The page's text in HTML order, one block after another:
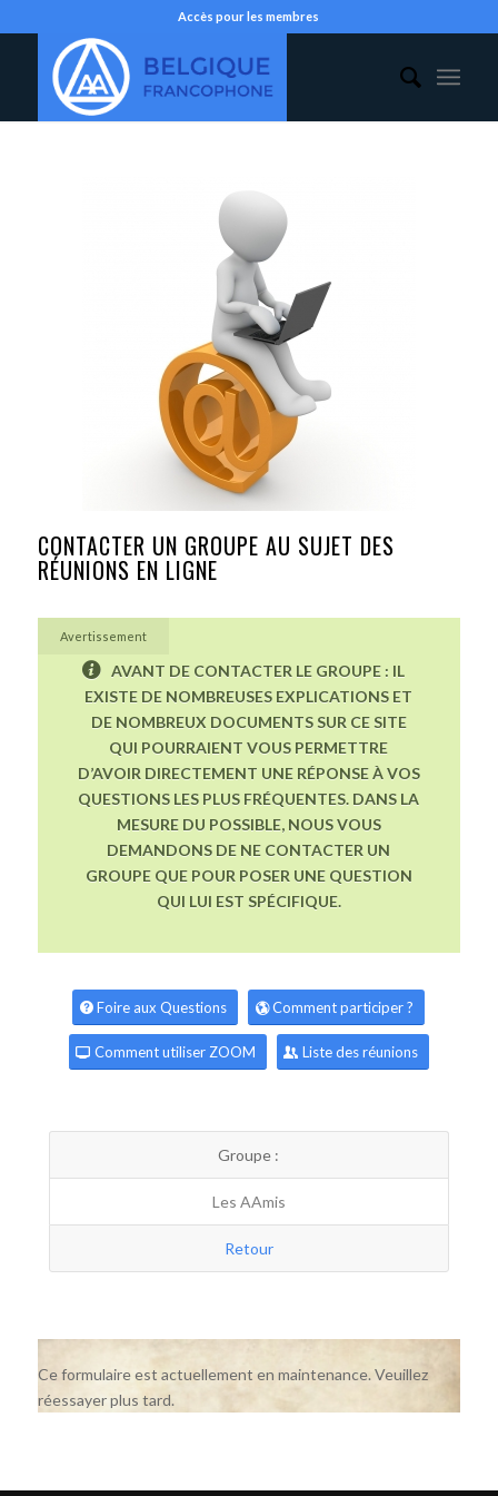
Accès pour les membres
CONTACTER UN GROUPE AU SUJET DES
RÉUNIONS EN LIGNE
Avertissement
AVANT DE CONTACTER LE GROUPE : IL
EXISTE DE NOMBREUSES EXPLICATIONS ET
DE NOMBREUX DOCUMENTS SUR CE SITE
QUI POURRAIENT VOUS PERMETTRE
D’AVOIR DIRECTEMENT UNE RÉPONSE À VOS
QUESTIONS LES PLUS FRÉQUENTES. DANS LA
MESURE DU POSSIBLE, NOUS VOUS
DEMANDONS DE NE CONTACTER UN
GROUPE QUE POUR POSER UNE QUESTION
QUI LUI EST SPÉCIFIQUE.
Foire aux Questions Comment participer ?
Comment utiliser ZOOM Liste des réunions
Groupe :
Les AAmis
Retour
Ce formulaire est actuellement en maintenance. Veuillez
réessayer plus tard.